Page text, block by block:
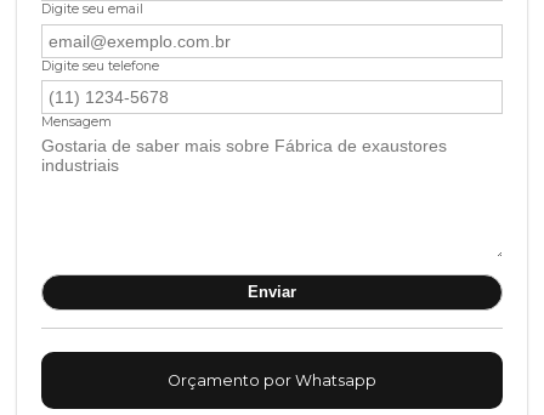
Digite seu email
Digite seu telefone
Mensagem
Orçamento por Whatsapp